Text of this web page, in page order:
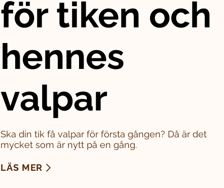
för tiken och
hennes
valpar
Ska din tik få valpar för första gången? Då är det
mycket som är nytt på en gång.
LÄS MER